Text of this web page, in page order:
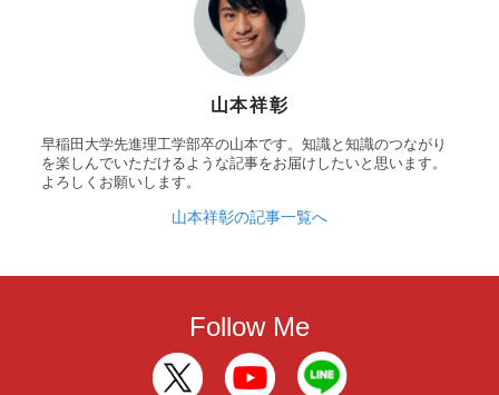
山本祥彰
早稲田大学先進理工学部卒の山本です。知識と知識のつながり
を楽しんでいただけるような記事をお届けしたいと思います。
よろしくお願いします。
山本祥彰の記事一覧へ
Follow Me